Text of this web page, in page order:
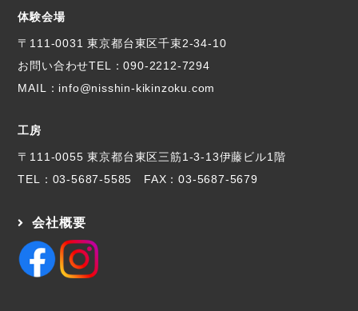
体験会場
〒111-0031 東京都台東区千束2-34-10
お問い合わせTEL：090-2212-7294
MAIL：info@nisshin-kikinzoku.com
工房
〒111-0055 東京都台東区三筋1-3-13伊藤ビル1階
TEL： 03-5687-5585 FAX：03-5687-5679
会社概要